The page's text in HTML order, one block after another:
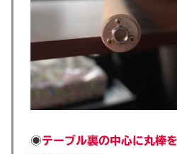
◉テーブル裏の中心に丸棒